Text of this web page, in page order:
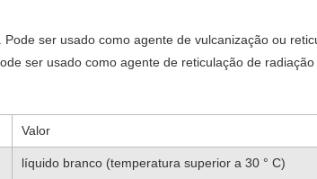
ser usado como agente de vulcanização ou
ser usado como agente de reticulação de
Valor
líquido branco (temperatura superior a 30 ° C)